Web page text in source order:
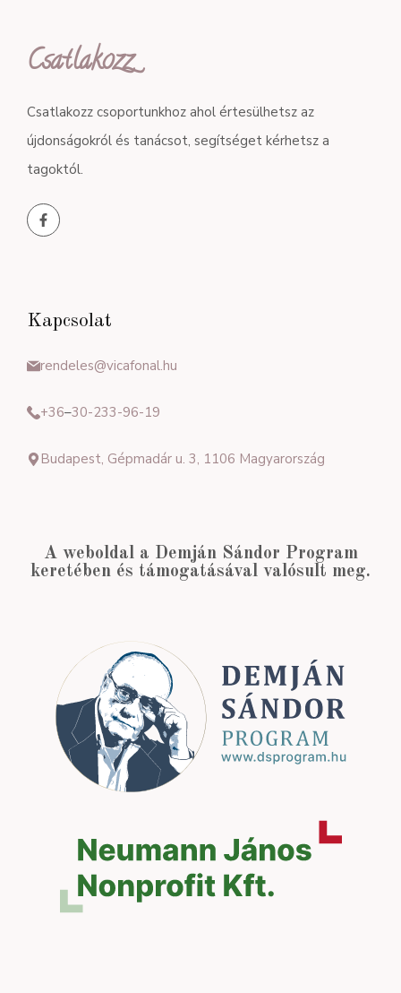
Csatlakozz
Csatlakozz csoportunkhoz ahol értesülhetsz az
újdonságokról és tanácsot, segítséget kérhetsz a
tagoktól.
Kapcsolat
rendeles@vicafonal.hu
+36–30-233-96-19
Budapest, Gépmadár u. 3, 1106 Magyarország
A weboldal a Demján Sándor Program
keretében és támogatásával valósult meg.